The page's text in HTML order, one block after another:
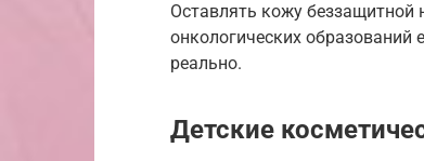
Оставлять кожу беззащитной
онкологических образований
реально.
Детские